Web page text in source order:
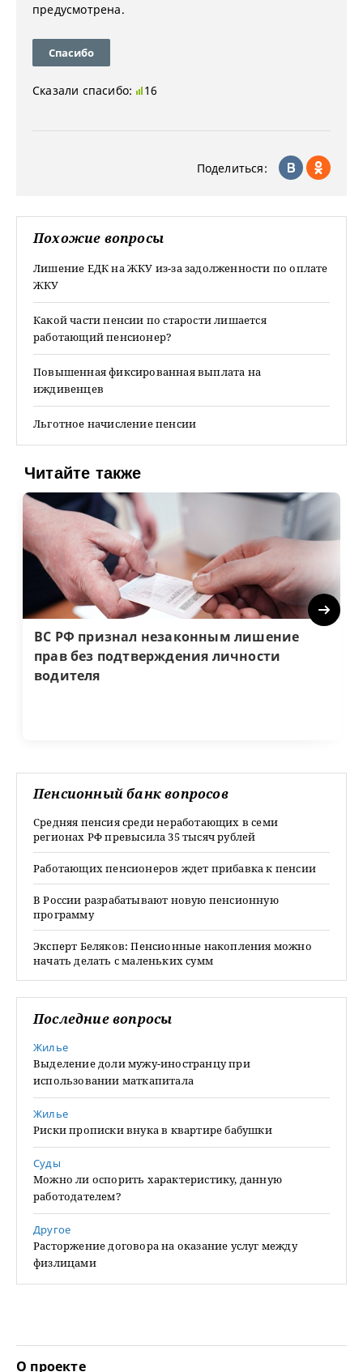
предусмотрена.
Спасибо
Сказали спасибо: 16
Поделиться:
Похожие вопросы
Лишение ЕДК на ЖКУ из-за задолженности по оплате
ЖКУ
Какой части пенсии по старости лишается
работающий пенсионер?
Повышенная фиксированная выплата на
иждивенцев
Льготное начисление пенсии
Читайте также
ВС РФ признал незаконным лишение
прав без подтверждения личности
водителя
Next
Пенсионный банк вопросов
Средняя пенсия среди неработающих в семи
регионах РФ превысила 35 тысяч рублей
Работающих пенсионеров ждет прибавка к пенсии
В России разрабатывают новую пенсионную
программу
Эксперт Беляков: Пенсионные накопления можно
начать делать с маленьких сумм
Последние вопросы
Жилье
Выделение доли мужу-иностранцу при
использовании маткапитала
Жилье
Риски прописки внука в квартире бабушки
Суды
Можно ли оспорить характеристику, данную
работодателем?
Другое
Расторжение договора на оказание услуг между
физлицами
О проекте